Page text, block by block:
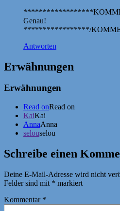
Genau!
*****************/
Antworten
Erwähnungen
Erwähnungen
Read onRead on
KaiKai
AnnaAnna
selouselou
Schreibe einen
Deine E-Mail-Adresse wird nicht
Felder sind mit * markiert
Kommentar *